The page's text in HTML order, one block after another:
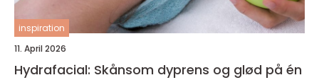
inspiration
11. April 2026
Hydrafacial: Skånsom dyprens og glød på én